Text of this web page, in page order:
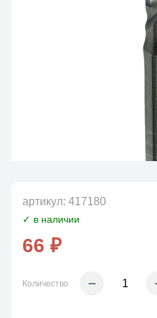
артикул: 417180
✓ в наличии
66 ₽
Количество